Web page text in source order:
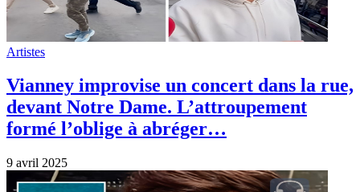
Artistes
Vianney improvise un concert dans la rue,
devant Notre Dame. L’attroupement
formé l’oblige à abréger…
9 avril 2025